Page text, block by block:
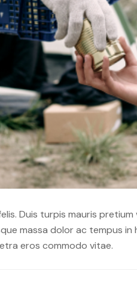
Duis turpis mauris
massa dolor ac tempus
eros commodo vitae.